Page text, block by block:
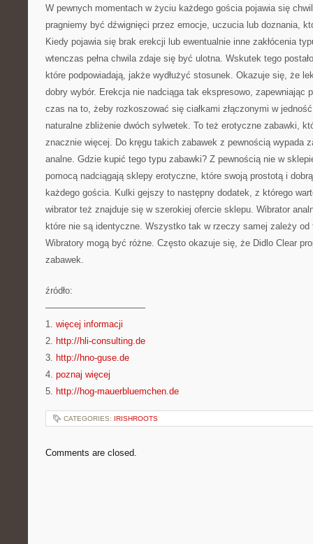
W pewnych momentach w życiu każdego gościa pojawia się
pragniemy być dźwignięci przez emocje, uczucia lub doznania,
Kiedy pojawia się brak erekcji lub ewentualnie inne zakłócenia
wtenczas pełna chwila zdaje się być ulotna. Wskutek tego
które podpowiadają, jakże wydłużyć stosunek. Okazuje się, że
dobry wybór. Erekcja nie nadciąga tak ekspresowo, zapewniając
czas na to, żeby rozkoszować się ciałkami złączonymi w
naturalne zbliżenie dwóch sylwetek. To też erotyczne zabawki,
znacznie więcej. Do kręgu takich zabawek z pewnością wypada
analne. Gdzie kupić tego typu zabawki? Z pewnością nie w
pomocą nadciągają sklepy erotyczne, które swoją prostotą i
każdego gościa. Kulki gejszy to następny dodatek, z którego
wibrator też znajduje się w szerokiej ofercie sklepu. Wibrator
które nie są identyczne. Wszystko tak w rzeczy samej zależy od
Wibratory mogą być różne. Często okazuje się, że Didlo Clear
zabawek.
źródło:
———————————
1. więcej informacji
2. http://hli-consulting.de
3. http://hno-guse.de
4. poznaj więcej
5. http://hog-mauerbluemchen.de
CATEGORIES: IRISHROOTS
Comments are closed.